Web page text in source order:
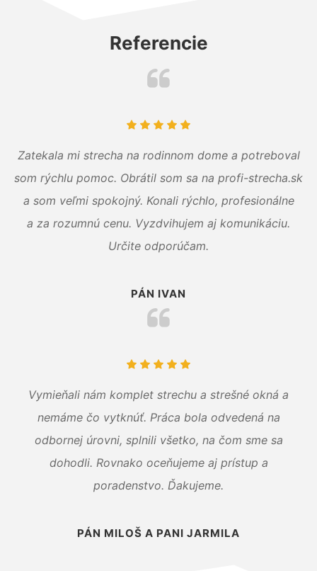
Referencie
Zatekala mi strecha na rodinnom dome a potreboval
som rýchlu pomoc. Obrátil som sa na profi-strecha.sk
a som veľmi spokojný. Konali rýchlo, profesionálne
a za rozumnú cenu. Vyzdvihujem aj komunikáciu.
Určite odporúčam.
PÁN IVAN
Vymieňali nám komplet strechu a strešné okná a
nemáme čo vytknúť. Práca bola odvedená na
odbornej úrovni, splnili všetko, na čom sme sa
dohodli. Rovnako oceňujeme aj prístup a
poradenstvo. Ďakujeme.
PÁN MILOŠ A PANI JARMILA